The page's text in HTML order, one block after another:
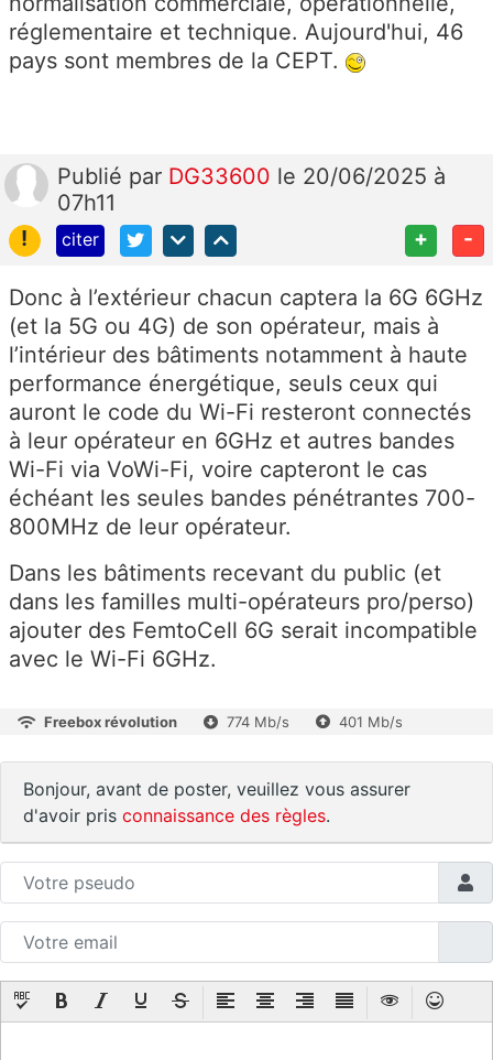
réglementaire et technique. Aujourd'hui, 46
pays sont membres de la CEPT.
Publié par DG33600 le 20/06/2025 à
07h11
!
citer + -
Donc à l’extérieur chacun captera la 6G 6GHz
(et la 5G ou 4G) de son opérateur, mais à
l’intérieur des bâtiments notamment à haute
performance énergétique, seuls ceux qui
auront le code du Wi-Fi resteront connectés
à leur opérateur en 6GHz et autres bandes
Wi-Fi via VoWi-Fi, voire capteront le cas
échéant les seules bandes pénétrantes 700-
800MHz de leur opérateur.
Dans les bâtiments recevant du public (et
dans les familles multi-opérateurs pro/perso)
ajouter des FemtoCell 6G serait incompatible
avec le Wi-Fi 6GHz.
Freebox révolution 774 Mb/s 401 Mb/s
Bonjour, avant de poster, veuillez vous assurer
d'avoir pris connaissance des règles.